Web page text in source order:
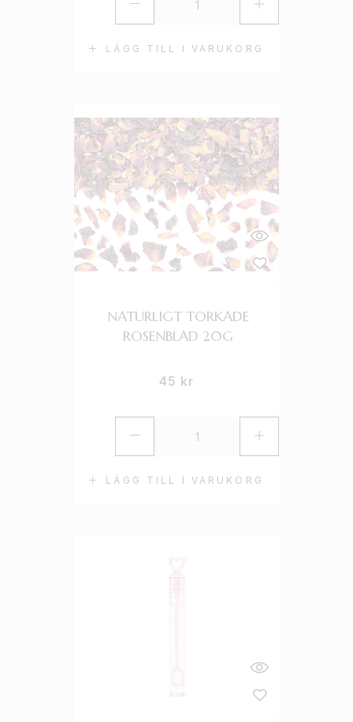
LÄGG TILL I VARUKORG
LÄGG TILL I VARUKORG
NATURLIGT TORKADE
ROSENBLAD 20G
45 kr